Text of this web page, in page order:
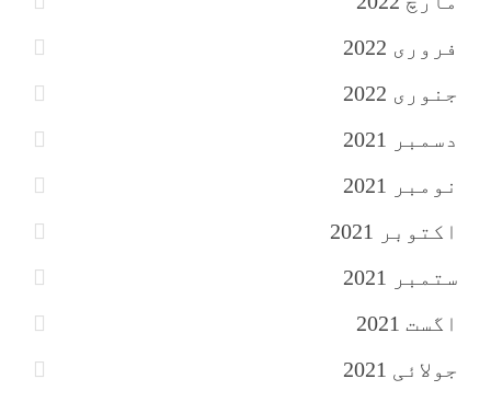
فروری 2022
جنوری 2022
دسمبر 2021
نومبر 2021
اکتوبر 2021
ستمبر 2021
اگست 2021
جولائی 2021